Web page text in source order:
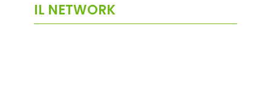
IL NETWORK